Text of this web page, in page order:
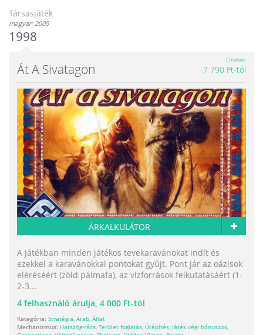
Társasjáték
magyar: 2005
1998
Át A Sivatagon
Üzletek
7 790 Ft-tól
ÁRKALKULÁTOR
A játékban minden játékos tevekaravánokat indít és
ezekkel a karavánokkal pontokat gyűjt. Pont jár az oázisok
eléréséért (zöld pálmafa), az vizforrások felkutatásáért (1-
2-3...
4 felhasználó árulja, 4 000 Ft-tól
Kategória: Stratégia, Arab, Állat
Mechanizmus: Hatszög-rács, Terület foglalás, Útépítés, Játék végi bónuszok,